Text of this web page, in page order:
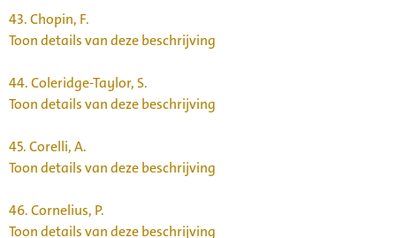
43.Chopin, F.
Toon details van deze beschrijving
44.Coleridge-Taylor, S.
Toon details van deze beschrijving
45.Corelli, A.
Toon details van deze beschrijving
46.Cornelius, P.
Toon details van deze beschrijving